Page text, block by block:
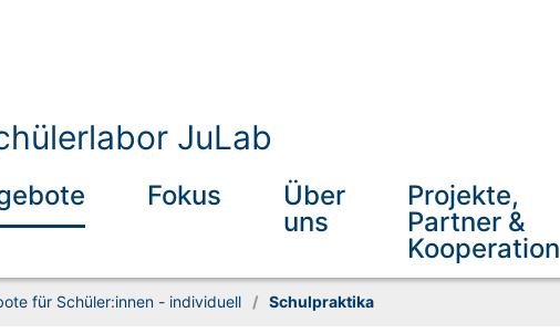
JuLab
Fokus
Über
uns
Projekte,
Partner &
Kooperation
für Schüler:innen - individuell / Schulpraktika